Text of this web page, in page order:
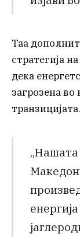
Таа
стратегија
дека
загрозена
транзицијата.
„Нашата